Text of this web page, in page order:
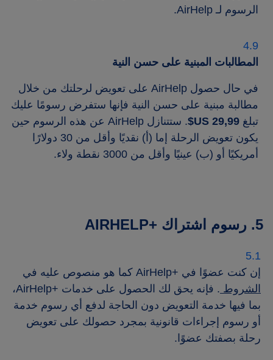
الرسوم لـ AirHelp.
المطالبات المبنية على حسن النية
في حال حصول AirHelp على تعويض لرحلتك من خلال
مطالبة مبنية على حسن النية فإنها ستفرض رسومًا عليك
تبلغ 29,99 US$
. ستتنازل AirHelp عن هذه الرسوم حين
يكون تعويض الرحلة إما (أ) نقديًا وأقل من 30 دولارًا
أمريكيًا أو (ب) عينيًا وأقل من 3000 نقطة ولاء.
5. رسوم اشتراك +AIRHELP‎
إن كنت عضوًا في +AirHelp كما هو منصوص عليه في
الشروط
. فإنه يحق لك الحصول على خدمات +AirHelp،
بما فيها خدمة التعويض دون الحاجة لدفع أي رسوم خدمة
أو رسوم إجراءات قانونية بمجرد حصولك على تعويض
رحلة بصفتك عضوًا.